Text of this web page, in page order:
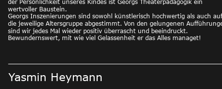
der Persönlichkeit unseres Kindes ist Georgs Theaterpädagogik ein
wertvoller Baustein.
Georgs Inszenierungen sind sowohl künstlerisch hochwertig als auch
die jeweilige Altersgruppe abgestimmt. Von den gelungenen
sind wir jedes Mal wieder positiv überrascht und beeindruckt.
Bewundernswert, mit wie viel Gelassenheit er das Alles managet!
Yasmin Heymann